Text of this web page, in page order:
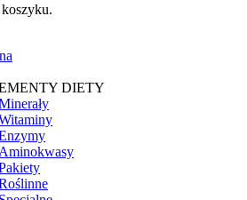
DIETY
Aminokwasy